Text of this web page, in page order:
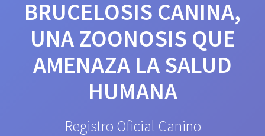
BRUCELOSIS CANINA,
UNA ZOONOSIS QUE
AMENAZA LA SALUD
HUMANA
Registro Oficial Canino